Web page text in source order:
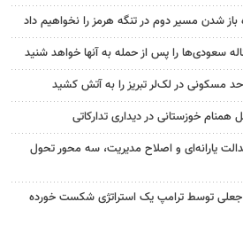
شدن مسیر دوم در تنگه هرمز را نخواهیم داد
سعودی‌ها را پس از حمله به آنها خواهد شنید
مسکونی در لک‌لر تبریز را به آتش کشید
همنام خوزستانی در دیداری تدارکاتی
یارانه‌ای و اصلاح مدیریت، سه محور تحول
جعلی توسط ترامپ یک استراتژی شکست خورده